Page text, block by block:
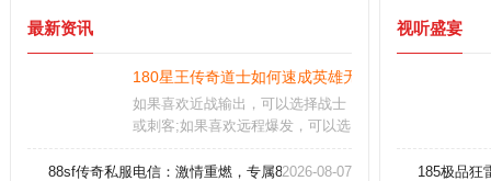
最新资讯
180星王传奇道士如何速成英雄无极真气？
如果喜欢近战输出，可以选择战士
或刺客;如果喜欢远程爆发，可以选
战获得胜利，从活动奖励中，也可
88sf传奇私服电信：激情重燃，专属88sf狂欢盛宴
2026-08-07
视听盛宴
185极品狂